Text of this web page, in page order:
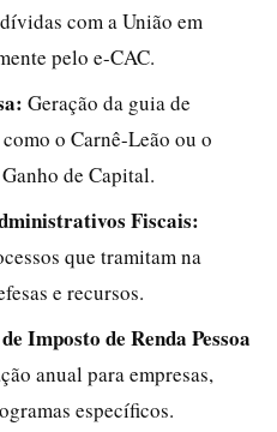
com a União em
pelo e-CAC.
Geração da guia de
o Carnê-Leão ou o
de Capital.
Fiscais:
que tramitam na
e recursos.
Imposto de Renda Pessoa
anual para empresas,
específicos.